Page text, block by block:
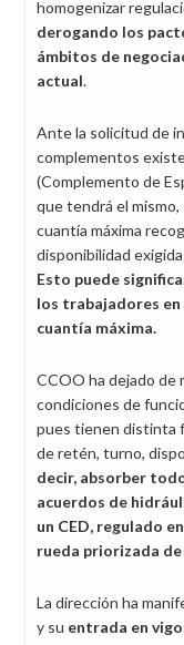
homogenizar
derogando los
ámbitos de
actual.
Ante la solicitud de
complementos
(Complemento de
que tendrá el
cuantía máxima
disponibilidad
Esto puede
los trabajadores en
cuantía máxima.
CCOO ha dejado de
condiciones de
pues tienen distinta
de retén, turno,
decir, absorber
acuerdos de
un CED, regulado
rueda priorizada
La dirección ha
y su entrada en